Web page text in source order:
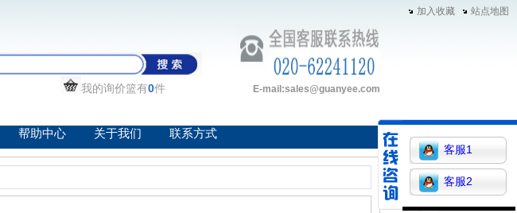
客服1
客服2
加入收藏 站点地图
我的询价篮有0件 E-mail:sales@guanyee.com
帮助中心 关于我们 联系方式